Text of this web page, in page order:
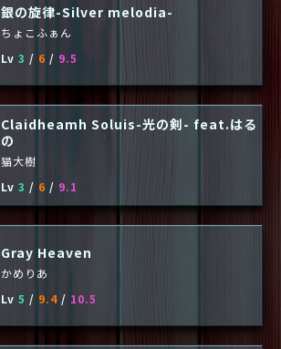
銀の旋律-Silver melodia-
ちょこふぁん
Lv 3 / 6 / 9.5
Claidheamh Soluis-光の剣- feat.はる
の
猫大樹
Lv 3 / 6 / 9.1
Gray Heaven
かめりあ
Lv 5 / 9.4 / 10.5